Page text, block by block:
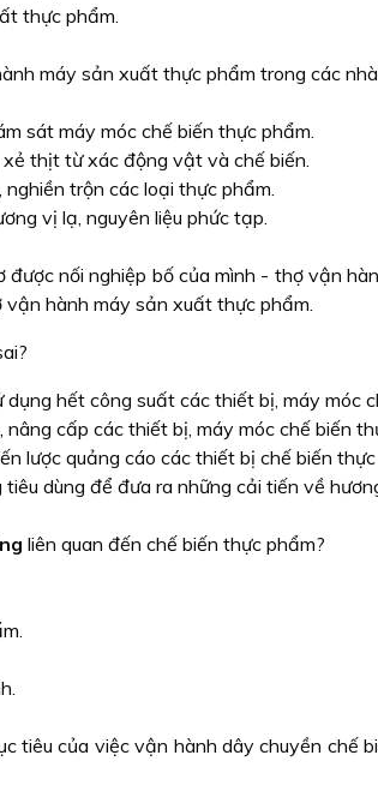
thực phẩm.
máy sản xuất thực phẩm trong các
sát máy móc chế biến thực phẩm.
thịt từ xác động vật và chế biến.
nghiền trộn các loại thực phẩm.
vị lạ, nguyên liệu phức tạp.
được nối nghiệp bố của mình - thợ vận
hành máy sản xuất thực phẩm.
dụng hết công suất các thiết bị, máy móc
nâng cấp các thiết bị, máy móc chế biến
lược quảng cáo các thiết bị chế biến
dùng để đưa ra những cải tiến về
liên quan đến chế biến thực phẩm?
tiêu của việc vận hành dây chuyền chế